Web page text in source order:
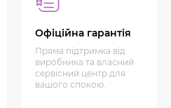
Офіційна гарантія
Пряма підтримка від
виробника та власний
сервісний центр для
вашого спокою.